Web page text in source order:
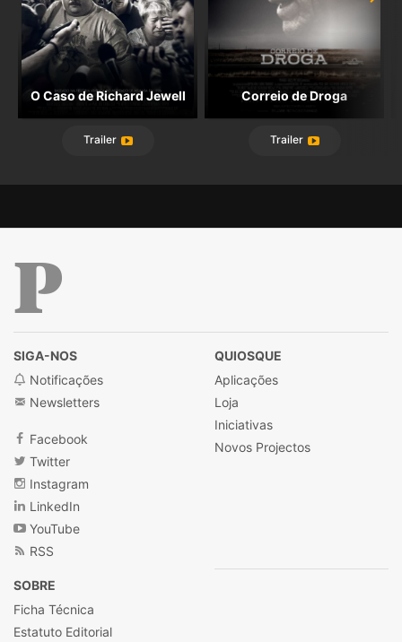
O Caso de Richard Jewell
Trailer
Correio de Droga
Trailer
SIGA-NOS
Notificações
Newsletters
Facebook
Twitter
Instagram
LinkedIn
YouTube
RSS
QUIOSQUE
Aplicações
Loja
Iniciativas
Novos Projectos
SOBRE
Ficha Técnica
Estatuto Editorial